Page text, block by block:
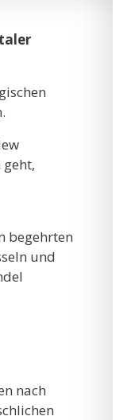
begehrten
und
nach